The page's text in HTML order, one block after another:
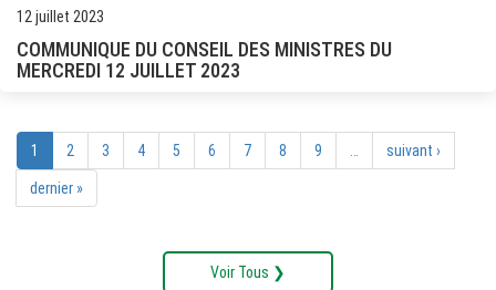
12 juillet 2023
COMMUNIQUE DU CONSEIL DES MINISTRES DU
MERCREDI 12 JUILLET 2023
1 2 3 4 5 6 7 8 9 suivant ›
dernier »
Voir Tous ❯